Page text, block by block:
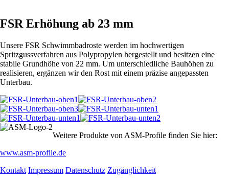
FSR Erhöhung ab 23 mm
Unsere FSR Schwimmbadroste werden im hochwertigen
Spritzgussverfahren aus Polypropylen hergestellt und besitzen eine
stabile Grundhöhe von 22 mm. Um unterschiedliche Bauhöhen zu
realisieren, ergänzen wir den Rost mit einem präzise angepassten
Unterbau.
Weitere Produkte von ASM-Profile finden Sie hier:
www.asm-profile.de
Navigation
Kontakt Impressum Datenschutz Zugänglichkeit